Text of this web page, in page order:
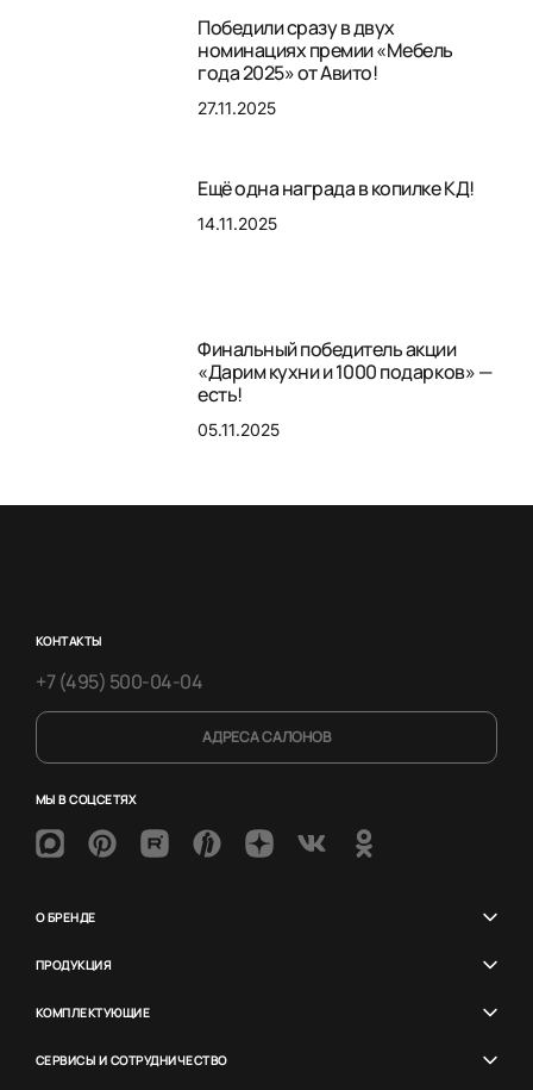
Победили сразу в двух
номинациях премии «Мебель
года 2025» от Авито!
27.11.2025
Ещё одна награда в копилке КД!
14.11.2025
Финальный победитель акции
«Дарим кухни и 1000 подарков» —
есть!
05.11.2025
КОНТАКТЫ
+7 (495) 500-04-04
АДРЕСА САЛОНОВ
МЫ В СОЦСЕТЯХ
О БРЕНДЕ
ПРОДУКЦИЯ
КОМПЛЕКТУЮЩИЕ
СЕРВИСЫ И СОТРУДНИЧЕСТВО